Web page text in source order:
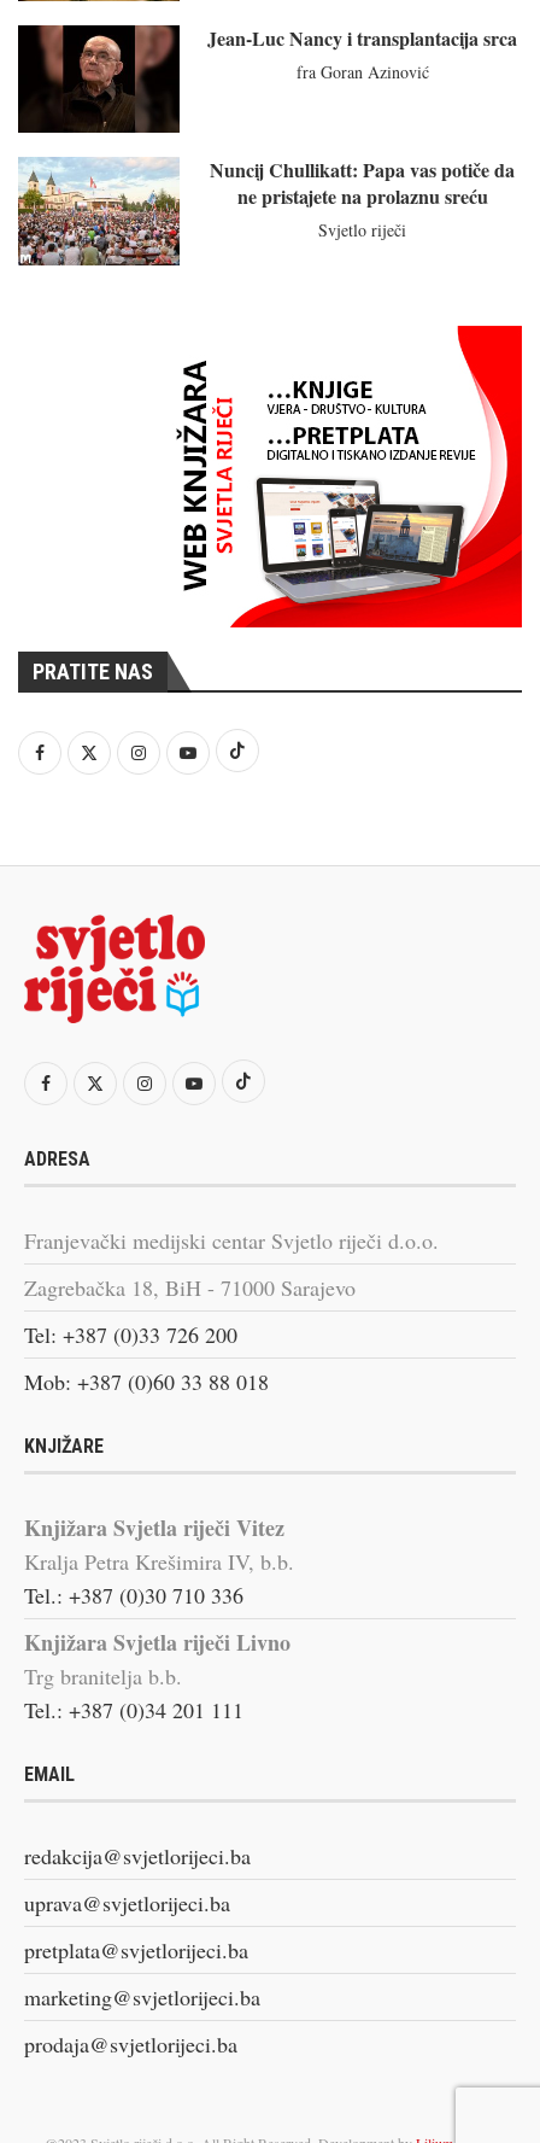
Jean-Luc Nancy i transplantacija srca
fra Goran Azinović
Nuncij Chullikatt: Papa vas potiče da
ne pristajete na prolaznu sreću
Svjetlo riječi
PRATITE NAS
ADRESA
Franjevački medijski centar Svjetlo riječi d.o.o.
Zagrebačka 18, BiH - 71000 Sarajevo
Tel: +387 (0)33 726 200
Mob: +387 (0)60 33 88 018
KNJIŽARE
Knjižara Svjetla riječi Vitez
Kralja Petra Krešimira IV, b.b.
Tel.: +387 (0)30 710 336
Knjižara Svjetla riječi Livno
Trg branitelja b.b.
Tel.: +387 (0)34 201 111
EMAIL
redakcija@svjetlorijeci.ba
uprava@svjetlorijeci.ba
pretplata@svjetlorijeci.ba
marketing@svjetlorijeci.ba
prodaja@svjetlorijeci.ba